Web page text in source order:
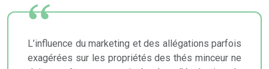
L’influence du marketing et des allégations parfois
exagérées sur les propriétés des thés minceur ne